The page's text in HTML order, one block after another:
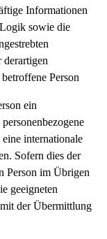
Informationen
sowie die
Person
ein
internationale
Sofern dies der
Person im Übrigen
geeigneten
der Übermittlung